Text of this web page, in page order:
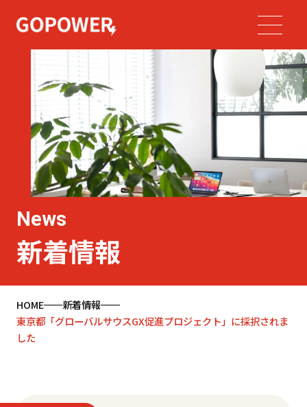
News
新着情報
HOME
新着情報
東京都「グローバルサウスGX促進プロジェクト」に採択されま
した